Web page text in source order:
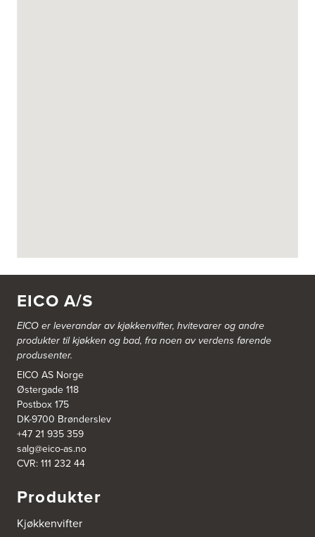
EICO A/S
EICO er leverandør av kjøkkenvifter, hvitevarer og andre
produkter til kjøkken og bad, fra noen av verdens førende
produsenter.
EICO AS Norge
Østergade 118
Postbox 175
DK-9700 Brønderslev
+47 21 935 359
salg@eico-as.no
CVR: 111 232 44
Produkter
Kjøkkenvifter